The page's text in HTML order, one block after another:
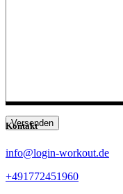
Versenden
Kontakt
info@login-workout.de
+491772451960